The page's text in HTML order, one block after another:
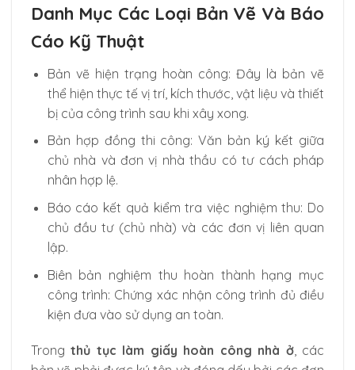
Danh Mục Các Loại Bản Vẽ Và Báo
Cáo Kỹ Thuật
Bản vẽ hiện trạng hoàn công: Đây là bản vẽ
thể hiện thực tế vị trí, kích thước, vật liệu và thiết
bị của công trình sau khi xây xong.
Bản hợp đồng thi công: Văn bản ký kết giữa
chủ nhà và đơn vị nhà thầu có tư cách pháp
nhân hợp lệ.
Báo cáo kết quả kiểm tra việc nghiệm thu: Do
chủ đầu tư (chủ nhà) và các đơn vị liên quan
lập.
Biên bản nghiệm thu hoàn thành hạng mục
công trình: Chứng xác nhận công trình đủ điều
kiện đưa vào sử dụng an toàn.
Trongthủ tục làm giấy hoàn công nhà ở, các